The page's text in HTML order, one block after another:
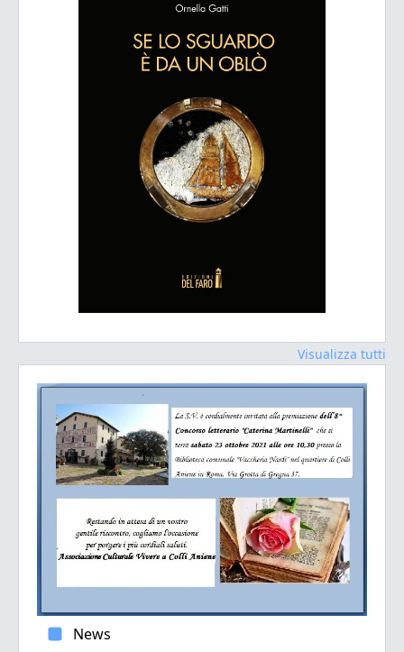
Visualizza tutti
News